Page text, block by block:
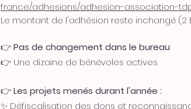
france/adhesions/adhesion-association-
Le montant de l'adhésion reste inchangé (2
👉Pas de changement dans le bureau
👉 Une dizaine de bénévoles actives
👉Les projets menés durant l'année :
✨ Défiscalisation des dons et